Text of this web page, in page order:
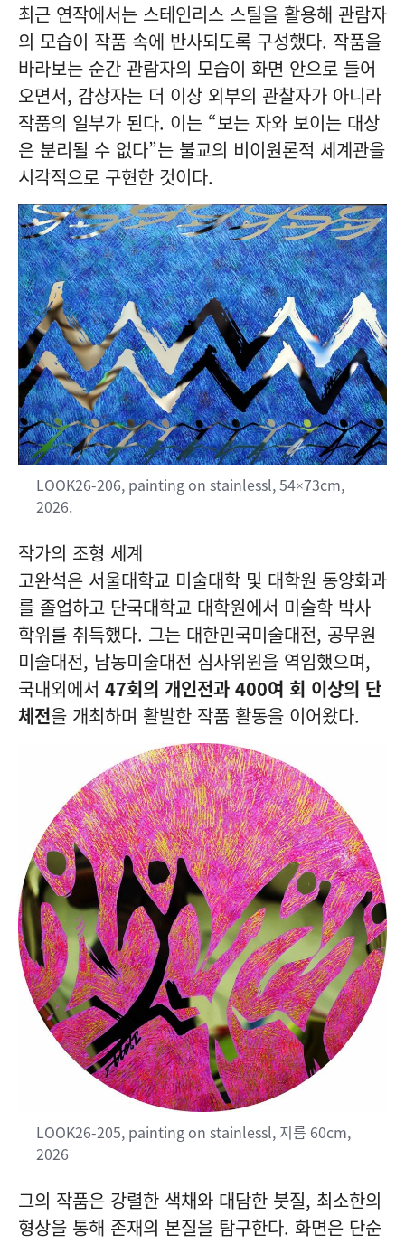
최근 연작에서는 스테인리스 스틸을 활용해 관람자
의 모습이 작품 속에 반사되도록 구성했다. 작품을
바라보는 순간 관람자의 모습이 화면 안으로 들어
오면서, 감상자는 더 이상 외부의 관찰자가 아니라
작품의 일부가 된다. 이는 “보는 자와 보이는 대상
은 분리될 수 없다”는 불교의 비이원론적 세계관을
시각적으로 구현한 것이다.
LOOK26-206, painting on stainlessl, 54×73cm,
2026.
작가의 조형 세계
고완석은 서울대학교 미술대학 및 대학원 동양화과
를 졸업하고 단국대학교 대학원에서 미술학 박사
학위를 취득했다. 그는 대한민국미술대전, 공무원
미술대전, 남농미술대전 심사위원을 역임했으며,
국내외에서 47회의 개인전과 400여 회 이상의 단
체전을 개최하며 활발한 작품 활동을 이어왔다.
LOOK26-205, painting on stainlessl, 지름 60cm,
2026
그의 작품은 강렬한 색채와 대담한 붓질, 최소한의
형상을 통해 존재의 본질을 탐구한다. 화면은 단순